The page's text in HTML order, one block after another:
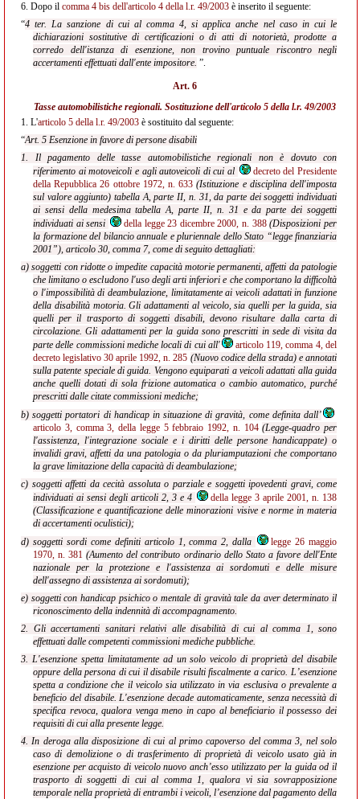
6. Dopo il comma 4 bis dell'articolo 4 della l.r. 49/2003 è inserito il seguente:
“4 ter. La sanzione di cui al comma 4, si applica anche nel caso in cui le
dichiarazioni sostitutive di certificazioni o di atti di notorietà, prodotte a
corredo dell'istanza di esenzione, non trovino puntuale riscontro negli
accertamenti effettuati dall'ente impositore. ”.
Art. 6
Tasse automobilistiche regionali. Sostituzione dell'articolo 5 della l.r. 49/2003
1. L'articolo 5 della l.r. 49/2003 è sostituito dal seguente:
“Art. 5 Esenzione in favore di persone disabili
1. Il pagamento delle tasse automobilistiche regionali non è dovuto con
riferimento ai motoveicoli e agli autoveicoli di cui al
decreto del Presidente
della Repubblica 26 ottobre 1972, n. 633 (Istituzione e disciplina dell'imposta
sul valore aggiunto) tabella A, parte II, n. 31, da parte dei soggetti individuati
ai sensi della medesima tabella A, parte II, n. 31 e da parte dei soggetti
individuati ai sensi
della legge 23 dicembre 2000, n. 388 (Disposizioni per
la formazione del bilancio annuale e pluriennale dello Stato “legge finanziaria
2001”), articolo 30, comma 7, come di seguito dettagliati:
a) soggetti con ridotte o impedite capacità motorie permanenti, affetti da patologie
che limitano o escludono l'uso degli arti inferiori e che comportano la difficoltà
o l'impossibilità di deambulazione, limitatamente ai veicoli adattati in funzione
della disabilità motoria. Gli adattamenti al veicolo, sia quelli per la guida, sia
quelli per il trasporto di soggetti disabili, devono risultare dalla carta di
circolazione. Gli adattamenti per la guida sono prescritti in sede di visita da
parte delle commissioni mediche locali di cui all'
articolo 119, comma 4, del
decreto legislativo 30 aprile 1992, n. 285 (Nuovo codice della strada) e annotati
sulla patente speciale di guida. Vengono equiparati a veicoli adattati alla guida
anche quelli dotati di sola frizione automatica o cambio automatico, purché
prescritti dalle citate commissioni mediche;
b) soggetti portatori di handicap in situazione di gravità, come definita dall’
articolo 3, comma 3, della legge 5 febbraio 1992, n. 104 (Legge-quadro per
l'assistenza, l'integrazione sociale e i diritti delle persone handicappate) o
invalidi gravi, affetti da una patologia o da pluriamputazioni che comportano
la grave limitazione della capacità di deambulazione;
c) soggetti affetti da cecità assoluta o parziale e soggetti ipovedenti gravi, come
individuati ai sensi degli articoli 2, 3 e 4
della legge 3 aprile 2001, n. 138
(Classificazione e quantificazione delle minorazioni visive e norme in materia
di accertamenti oculistici);
d) soggetti sordi come definiti articolo 1, comma 2, dalla
legge 26 maggio
1970, n. 381 (Aumento del contributo ordinario dello Stato a favore dell'Ente
nazionale per la protezione e l'assistenza ai sordomuti e delle misure
dell'assegno di assistenza ai sordomuti);
e) soggetti con handicap psichico o mentale di gravità tale da aver determinato il
riconoscimento della indennità di accompagnamento.
2. Gli accertamenti sanitari relativi alle disabilità di cui al comma 1, sono
effettuati dalle competenti commissioni mediche pubbliche.
3. L'esenzione spetta limitatamente ad un solo veicolo di proprietà del disabile
oppure della persona di cui il disabile risulti fiscalmente a carico. L’esenzione
spetta a condizione che il veicolo sia utilizzato in via esclusiva o prevalente a
beneficio del disabile. L'esenzione decade automaticamente, senza necessità di
specifica revoca, qualora venga meno in capo al beneficiario il possesso dei
requisiti di cui alla presente legge.
4. In deroga alla disposizione di cui al primo capoverso del comma 3, nel solo
caso di demolizione o di trasferimento di proprietà di veicolo usato già in
esenzione per acquisto di veicolo nuovo anch’esso utilizzato per la guida od il
trasporto di soggetti di cui al comma 1, qualora vi sia sovrapposizione
temporale nella proprietà di entrambi i veicoli, l’esenzione dal pagamento della